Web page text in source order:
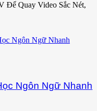
Để Quay Video Sắc Nét,
Ngôn Ngữ Nhanh